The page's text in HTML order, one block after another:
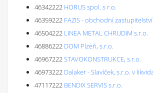
46342222 HORUS spol. s r.o.
46359222 FAZIS - obchodní
46504222 LINEA METAL CHRUDIM s.r.o.
46886222 DOM Plzeň, s.r.o.
46967222STAVOKONSTRUKCE, s.r.o.
46973222 Dalaker - Slavíček, s.r.o. v
47117222 BENDIX SERVIS s.r.o.